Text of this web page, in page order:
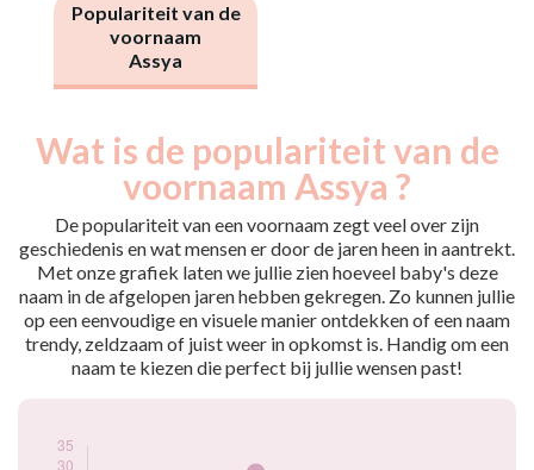
Populariteit van de
voornaam
Assya
Wat is de populariteit van de
voornaam Assya ?
De populariteit van een voornaam zegt veel over zijn
geschiedenis en wat mensen er door de jaren heen in aantrekt.
Met onze grafiek laten we jullie zien hoeveel baby's deze
naam in de afgelopen jaren hebben gekregen. Zo kunnen jullie
op een eenvoudige en visuele manier ontdekken of een naam
trendy, zeldzaam of juist weer in opkomst is. Handig om een
naam te kiezen die perfect bij jullie wensen past!
Année
Nouveaux-
nés
2011
13
2012
12
2013
12
2014
17
2015
24
2016
31
16
2020